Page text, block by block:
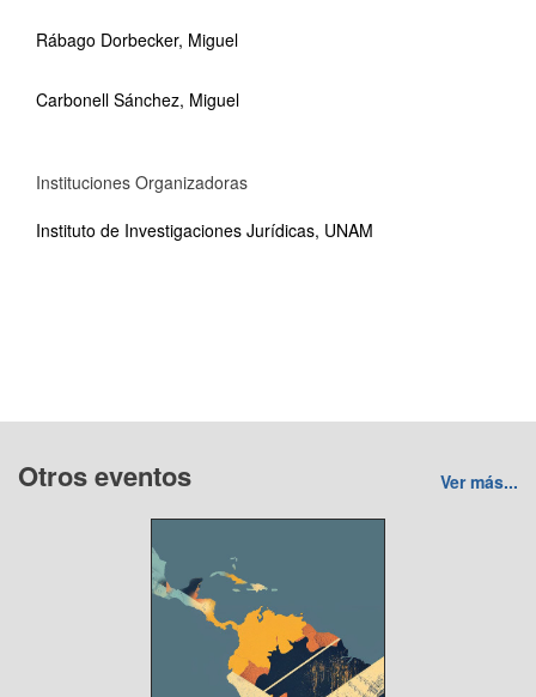
Rábago Dorbecker, Miguel
Carbonell Sánchez, Miguel
Instituciones Organizadoras
Instituto de Investigaciones Jurídicas, UNAM
Otros eventos Ver más...